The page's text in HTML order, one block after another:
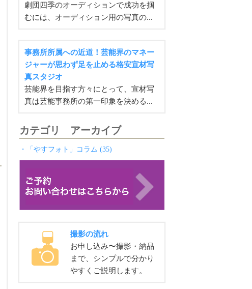
劇団四季のオーディションで成功を掴
むには、オーディション用の写真の...
事務所所属への近道！芸能界のマネー
ジャーが思わず足を止める格安宣材写
真スタジオ
芸能界を目指す方々にとって、宣材写
真は芸能事務所の第一印象を決める...
カテゴリ アーカイブ
・「やすフォト」コラム (35)
撮影の流れ
お申し込み〜撮影・納品
まで、シンプルで分かり
やすくご説明します。